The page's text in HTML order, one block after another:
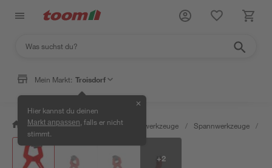
Mein Markt: Troisdorf
Hier kannst du deinen
Markt anpassen , falls er nicht
stimmt.
✕
/ Werkstatt & Maschinen / Handwerkzeuge / Spannwerkzeuge /
+2